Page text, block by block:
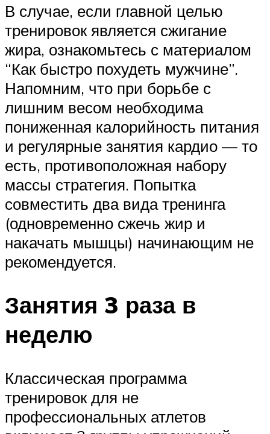
В случае, если главной целью
тренировок является сжигание
жира, ознакомьтесь с материалом
“Как быстро похудеть мужчине”.
Напомним, что при борьбе с
лишним весом необходима
пониженная калорийность питания
и регулярные занятия кардио — то
есть, противоположная набору
массы стратегия. Попытка
совместить два вида тренинга
(одновременно сжечь жир и
накачать мышцы) начинающим не
рекомендуется.
Занятия 3 раза в
неделю
Классическая программа
тренировок для не
профессиональных атлетов